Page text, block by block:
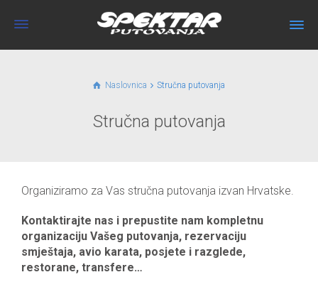
Naslovnica Stručna putovanja
Stručna putovanja
Organiziramo za Vas stručna putovanja izvan Hrvatske.
Kontaktirajte nas i prepustite nam kompletnu
organizaciju Vašeg putovanja, rezervaciju
smještaja, avio karata, posjete i razglede,
restorane, transfere…